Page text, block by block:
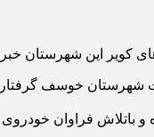
کویر این شهرستان خبر
شهرستان خوسف
در محل حاضر و مشاهده کردند یک دستگاه پژو